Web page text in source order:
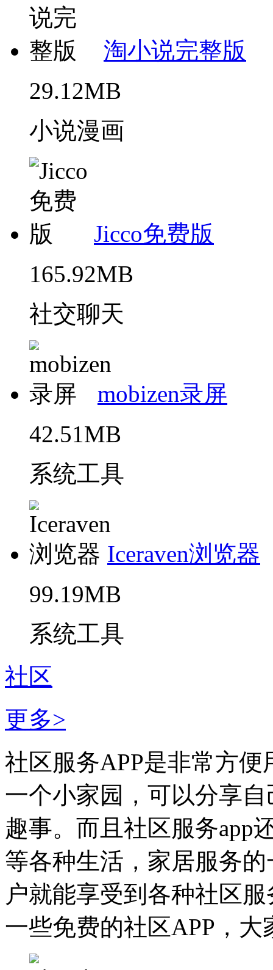
淘小说完整版
29.12MB
小说漫画
Jicco免费版
165.92MB
社交聊天
mobizen录屏
42.51MB
系统工具
Iceraven浏览器
99.19MB
系统工具
社区
更多>
社区服务APP是非常方
一个小家园，可以分享
趣事。而且社区服务app
等各种生活，家居服务
户就能享受到各种社区
一些免费的社区APP，大